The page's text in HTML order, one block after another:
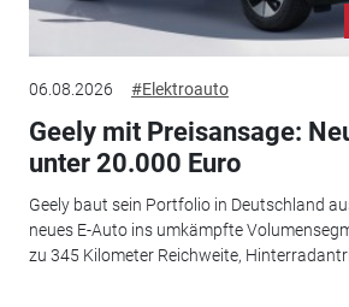
06.08.2026 #Elektroauto
Geely mit Preisansage:
unter 20.000 Euro
Geely baut sein Portfolio in Deutschland
neues E-Auto ins umkämpfte
zu 345 Kilometer Reichweite,